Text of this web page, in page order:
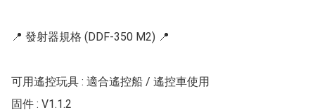
📍 發射器規格 (DDF-350 M2) 📍
可用遙控玩具 : 適合遙控船 / 遙控車使用
固件 : V1.1.2